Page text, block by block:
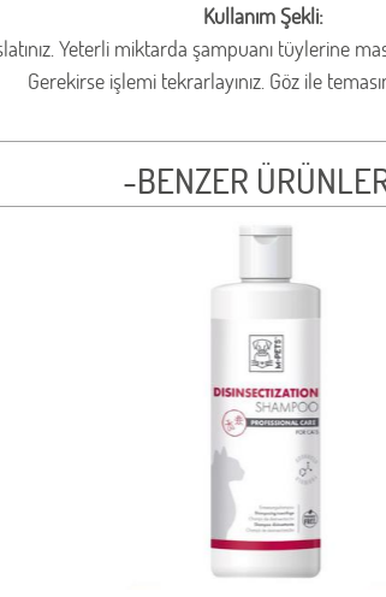
Kullanım Şekli:
Yeterli miktarda şampuanı tüylerine
Gerekirse işlemi tekrarlayınız. Göz ile
-BENZER